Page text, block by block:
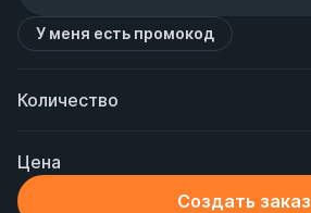
У меня есть промокод
Количество
Цена
Создать заказ